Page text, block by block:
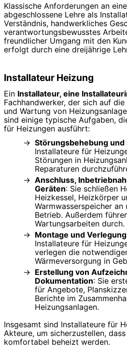
Klassische Anforderungen an
abgeschlossene Lehre als
Verständnis, handwerkliches
verantwortungsbewusstes
freundlicher Umgang mit den
erfolgt durch eine dreijährige
Installateur Heizung
Ein Installateur, eine
Fachhandwerker, der sich auf
und Wartung von
sind einige typische Aufgaben,
für Heizungen ausführt:
Störungsbehebung
Installateure für
Störungen in
Reparaturen
Anschluss,
Geräten: Sie schließen
Heizkessel, Heizkörper
Warmwasserspeicher an
Betrieb. Außerdem
Wartungsarbeiten durch.
Montage und
Installateure für
verlegen die
Wärmeversorgung in
Erstellung von
Dokumentation: Sie
für Angebote,
Berichte im
Heizungsanlagen.
Insgesamt sind Installateure für
Akteure, um sicherzustellen,
komfortabel beheizt werden.